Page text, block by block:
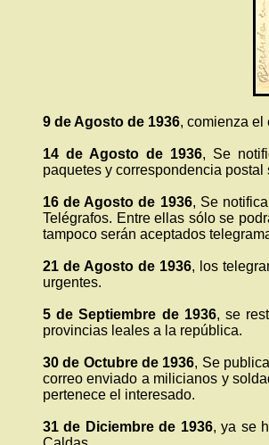
9 de Agosto de 1936, comienza el
14 de Agosto de 1936, Se
paquetes y correspondencia
16 de Agosto de 1936, Se
Telégrafos. Entre ellas sólo se
tampoco serán aceptados
21 de Agosto de 1936, los
urgentes.
5 de Septiembre de 1936, se
provincias leales a la república.
30 de Octubre de 1936, Se
correo enviado a milicianos y
pertenece el interesado.
31 de Diciembre de 1936, ya se